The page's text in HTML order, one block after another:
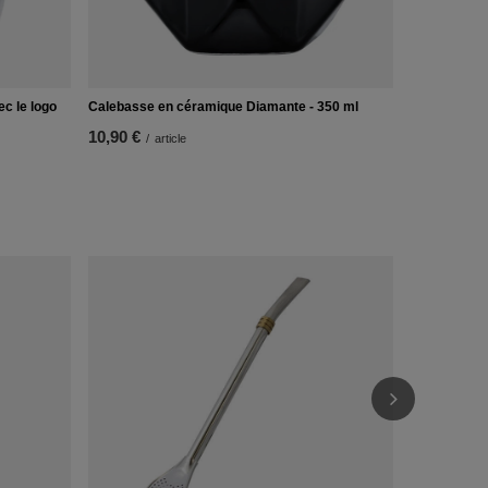
le logo
Calebasse en céramique Diamante - 350 ml
10,90 € / article